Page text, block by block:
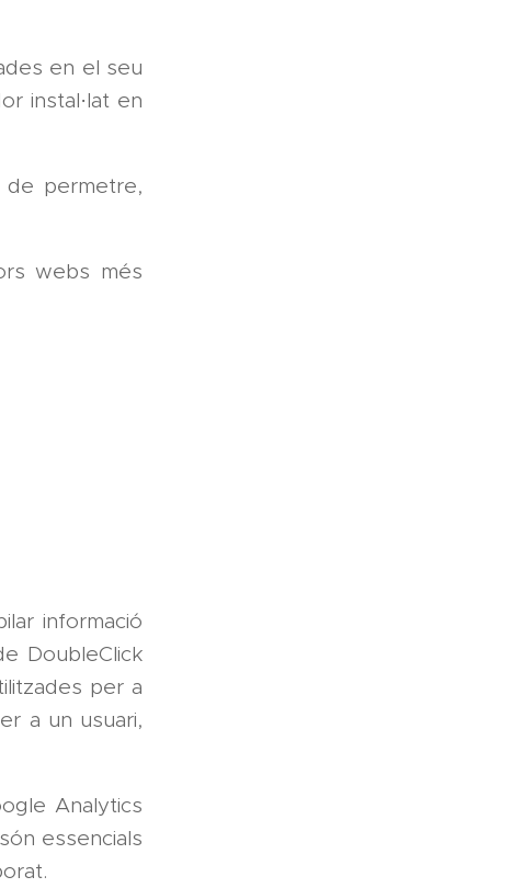
en el seu
instal·lat en
de permetre,
webs més
informació
DoubleClick
per a
a un usuari,
Analytics
essencials